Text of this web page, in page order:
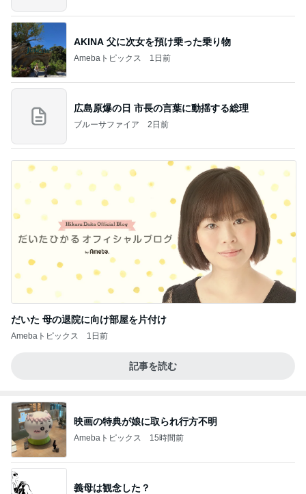
AKINA 父に次女を預け乗った乗り物
Amebaトピックス 1日前
広島原爆の日 市長の言葉に動揺する総理
ブルーサファイア 2日前
だいた 母の退院に向け部屋を片付け
Amebaトピックス 1日前
記事を読む
映画の特典が娘に取られ行方不明
Amebaトピックス 15時間前
義母は観念した？